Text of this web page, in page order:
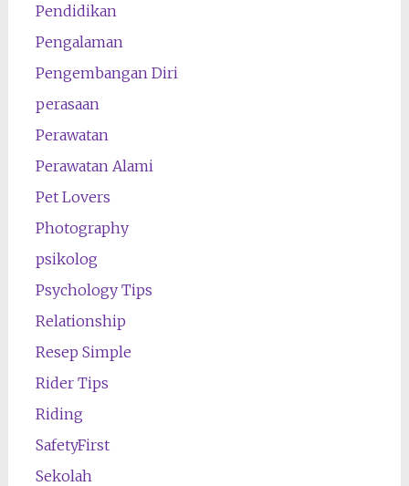
Pendidikan
Pengalaman
Pengembangan Diri
perasaan
Perawatan
Perawatan Alami
Pet Lovers
Photography
psikolog
Psychology Tips
Relationship
Resep Simple
Rider Tips
Riding
SafetyFirst
Sekolah